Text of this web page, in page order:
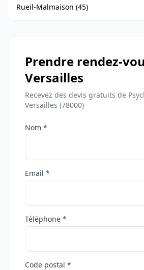
Rueil-Malmaison (45)
Prendre rendez-
Versailles
Recevez des devis gratuits de
Versailles (78000)
Nom *
Email *
Téléphone *
Code postal *